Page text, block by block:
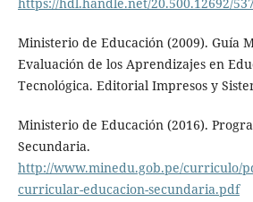
https://hdl.handle.net/20.500.12692/
Ministerio de Educación (2009). Guía
Evaluación de los Aprendizajes en
Tecnológica. Editorial Impresos y
Ministerio de Educación (2016).
Secundaria.
http://www.minedu.gob.pe/curriculo/
curricular-educacion-secundaria.pdf